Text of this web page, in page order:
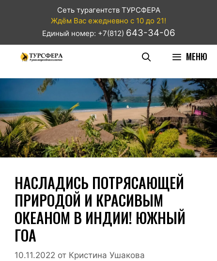
Сеть турагентств ТУРСФЕРА
Ждём Вас ежедневно с 10 до 21!
Единый номер: +7(812) 643-34-06
МЕНЮ
НАСЛАДИСЬ ПОТРЯСАЮЩЕЙ
ПРИРОДОЙ И КРАСИВЫМ
ОКЕАНОМ В ИНДИИ! ЮЖНЫЙ
ГОА
10.11.2022 от Кристина Ушакова